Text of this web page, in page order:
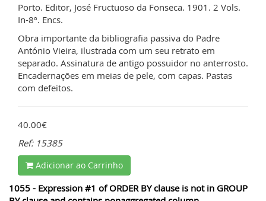
Porto. Editor, José Fructuoso da Fonseca. 1901. 2 Vols.
In-8º. Encs.
Obra importante da bibliografia passiva do Padre
António Vieira, ilustrada com um seu retrato em
separado. Assinatura de antigo possuidor no anterrosto.
Encadernações em meias de pele, com capas. Pastas
com defeitos.
40.00€
Ref: 15385
Adicionar ao Carrinho
1055 - Expression #1 of ORDER BY clause is not in GROUP